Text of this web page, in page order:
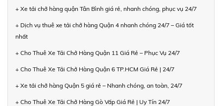
+ Xe tải chở hàng quận Tân Bình giá rẻ, nhanh chóng, phục vụ 24/7
+ Dịch vụ thuê xe tải chở hàng Quận 4 nhanh chóng 24/7 – Giá tốt
nhất
+ Cho Thuê Xe Tải Chở Hàng Quận 11 Giá Rẻ – Phục Vụ 24/7
+ Cho Thuê Xe Tải Chở Hàng Quận 6 TP.HCM Giá Rẻ | 24/7
+ Xe tải chở hàng Quận 5 giá rẻ – Nhanh chóng, an toàn, 24/7
+ Cho Thuê Xe Tải Chở Hàng Gò Vấp Giá Rẻ | Uy Tín 24/7